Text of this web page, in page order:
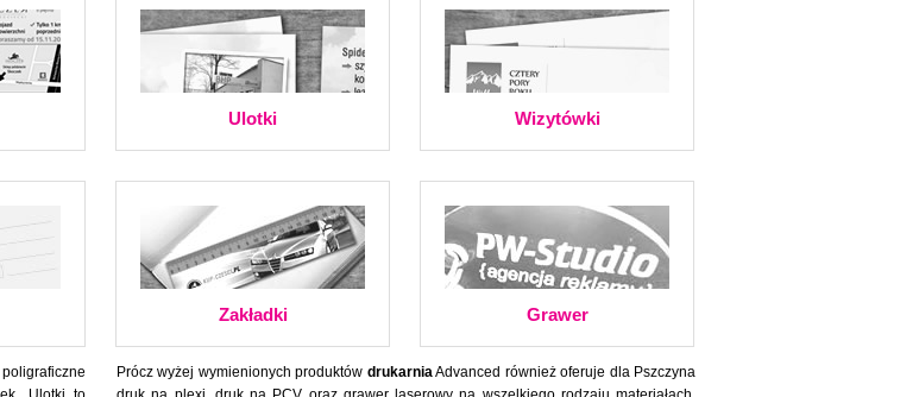
Ulotki Wizytówki
Zakładki Grawer
Prócz wyżej wymienionych produktów drukarniaAdvanced również oferuje dla Pszczyna